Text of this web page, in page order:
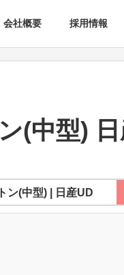
会社概要 採用情報
(中型)
ン(中型) | 日産UD